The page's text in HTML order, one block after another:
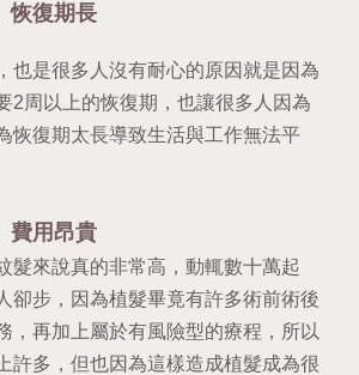
恢復期長
也是很多人沒有耐心的原因就是因為
2周以上的恢復期，也讓很多人因為
恢復期太長導致生活與工作無法平
費用昂貴
髮來說真的非常高，動輒數十萬起
卻步，因為植髮畢竟有許多術前術後
，再加上屬於有風險型的療程，所以
許多，但也因為這樣造成植髮成為很